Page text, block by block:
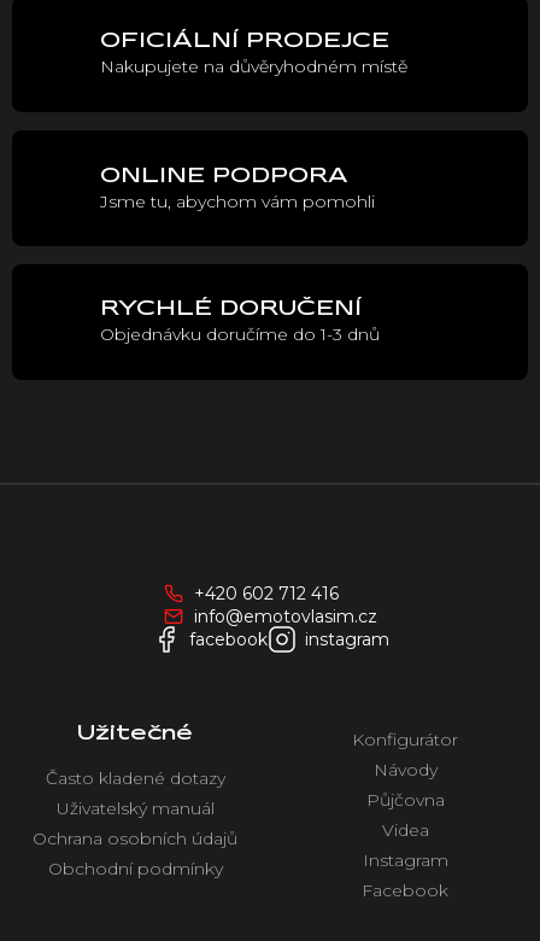
á
d
a
í
r
v
k
p
OFICIÁLNÍ PRODEJCE
Nakupujete na důvěryhodném místě
ONLINE PODPORA
Jsme tu, abychom vám pomohli
RYCHLÉ DORUČENÍ
Objednávku doručíme do 1-3 dnů
+420 602 712 416
info@emotovlasim.cz
facebook
instagram
Užitečné
Často kladené dotazy
Uživatelský manuál
Ochrana osobních údajů
Obchodní podmínky
Konfigurátor
Návody
Půjčovna
Videa
Instagram
Facebook